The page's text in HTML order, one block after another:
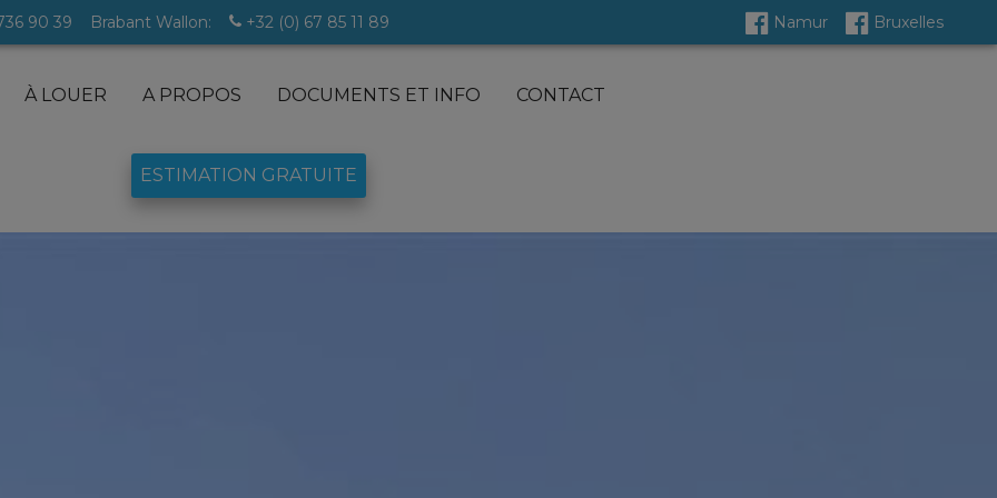
90 39 Brabant Wallon: +32 (0) 67 85 11 89 Namur Bruxelles
À LOUER A PROPOS DOCUMENTS ET INFO CONTACT
ESTIMATION GRATUITE